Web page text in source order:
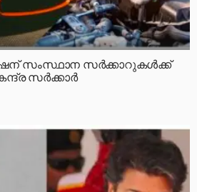
സംസ്ഥാന സർക്കാറുകൾക്ക്
സർക്കാർ